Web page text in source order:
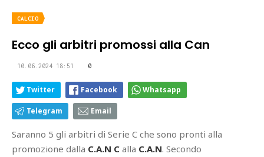
CALCIO
Ecco gli arbitri promossi alla Can
10.06.2024 18:51 0
Twitter Facebook Whatsapp
Telegram Email
Saranno 5 gli arbitri di Serie C che sono pronti alla
promozione dalla C.A.N C alla C.A.N. Secondo